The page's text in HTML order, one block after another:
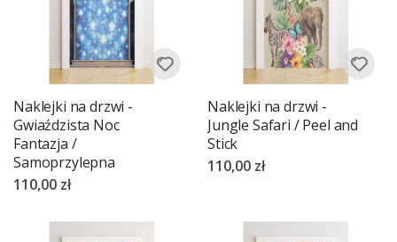
Naklejki na drzwi -
Gwiaździsta Noc
Fantazja /
Samoprzylepna
110,00 zł
Naklejki na drzwi -
Jungle Safari / Peel and
Stick
110,00 zł